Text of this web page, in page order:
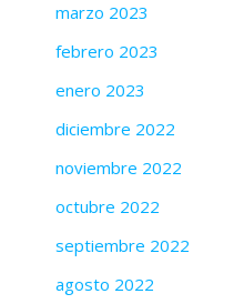
marzo 2023
febrero 2023
enero 2023
diciembre 2022
noviembre 2022
octubre 2022
septiembre 2022
agosto 2022